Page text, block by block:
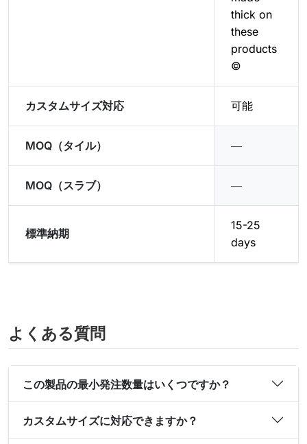
thick on
these
products
©
カスタムサイズ対応 可能
MOQ（タイル） ―
MOQ（スラブ） ―
標準納期
15-25
days
よくある質問
この製品の最小発注数量はいくつですか？
カスタムサイズに対応できますか？